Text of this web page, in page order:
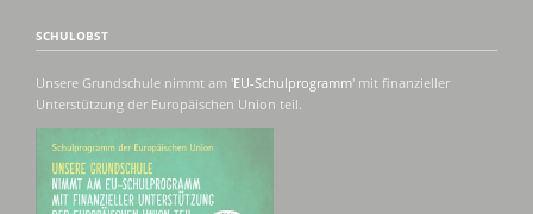
SCHULOBST
Unsere Grundschule nimmt am 'EU-Schulprogramm' mit finanzieller
Unterstützung der Europäischen Union teil.